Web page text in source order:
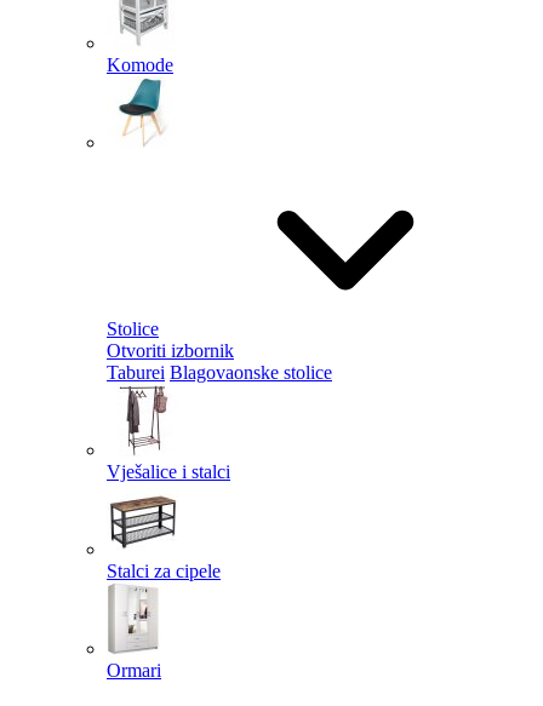
Komode
Stolice
Otvoriti izbornik
Taburei Blagovaonske stolice
Vješalice i stalci
Stalci za cipele
Ormari